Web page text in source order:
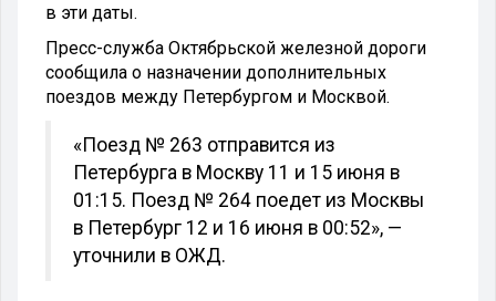
в эти даты.
Пресс-служба Октябрьской железной дороги
сообщила о назначении дополнительных
поездов между Петербургом и Москвой.
«Поезд № 263 отправится из
Петербурга в Москву 11 и 15 июня в
01:15. Поезд № 264 поедет из Москвы
в Петербург 12 и 16 июня в 00:52», —
уточнили в ОЖД.